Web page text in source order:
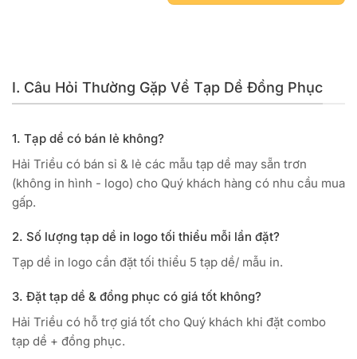
I. Câu Hỏi Thường Gặp Về Tạp Dề Đồng Phục
1. Tạp dề có bán lẻ không?
Hải Triều có bán sỉ & lẻ các mẫu tạp dề may sẵn trơn
(không in hình - logo) cho Quý khách hàng có nhu cầu mua
gấp.
2. Số lượng tạp dề in logo tối thiểu mỗi lần đặt?
Tạp dề in logo cần đặt tối thiểu 5 tạp dề/ mẫu in.
3. Đặt tạp dề & đồng phục có giá tốt không?
Hải Triều có hỗ trợ giá tốt cho Quý khách khi đặt combo
tạp dề + đồng phục.